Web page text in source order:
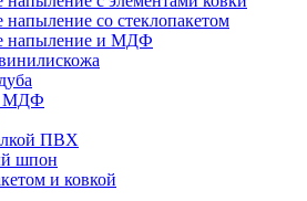
со стеклопакетом
напыление и МДФ
МДФ
ПВХ
шпон
и ковкой